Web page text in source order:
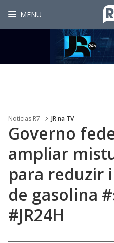
MENU
Noticias R7 JR na TV
Governo
ampliar
para reduzir
de gasolina
#JR24H